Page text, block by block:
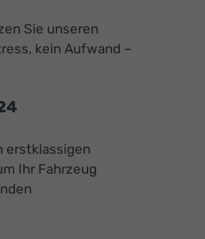
Sie unseren
kein Aufwand –
erstklassigen
Ihr Fahrzeug